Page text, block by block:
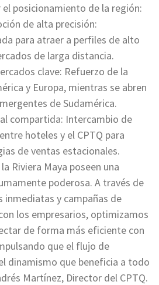
posicionamiento de la región:
de alta precisión:
para atraer a perfiles de alto
de larga distancia.
clave: Refuerzo de la
y Europa, mientras se abren
de Sudamérica.
compartida: Intercambio de
hoteles y el CPTQ para
de ventas estacionales.
Riviera Maya poseen una
poderosa. A través de
inmediatas y campañas de
los empresarios, optimizamos
de forma más eficiente con
que el flujo de
dinamismo que beneficia a todo
Martínez, Director del CPTQ.